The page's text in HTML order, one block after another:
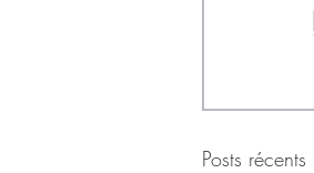
Posts récents